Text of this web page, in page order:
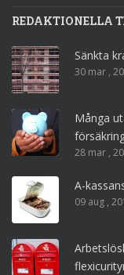
REDAKTIONELLA
Sänkta
30 mar ,
Många
28 mar ,
A-
09 aug ,